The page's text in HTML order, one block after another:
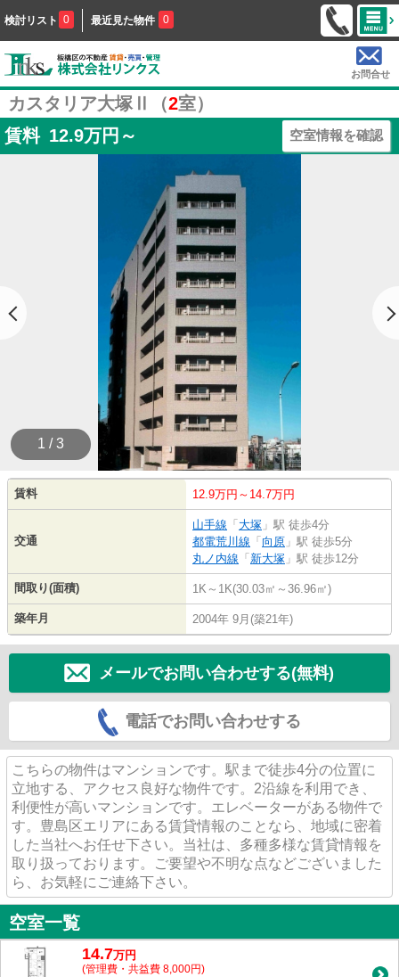
検討リスト 0 最近見た物件 0
お問合せ
カスタリア大塚Ⅱ（2室）
賃料 12.9万円～ 空室情報を確認
1 / 3
賃料 12.9万円～14.7万円
交通
山手線 「 大塚 」駅 徒歩4分
都電荒川線 「 向原 」駅 徒歩5分
丸ノ内線 「 新大塚 」駅 徒歩12分
間取り(面積) 1K～1K(30.03㎡～36.96㎡)
築年月 2004年 9月(築21年)
メールでお問い合わせする(無料)
電話でお問い合わせする
こちらの物件はマンションです。駅まで徒歩4分の位置に
立地する、アクセス良好な物件です。2沿線を利用でき、
利便性が高いマンションです。エレベーターがある物件で
す。豊島区エリアにある賃貸情報のことなら、地域に密着
した当社へお任せ下さい。当社は、多種多様な賃貸情報を
取り扱っております。ご要望や不明な点などございました
ら、お気軽にご連絡下さい。
空室一覧
14.7万円
(管理費・共益費 8,000円)